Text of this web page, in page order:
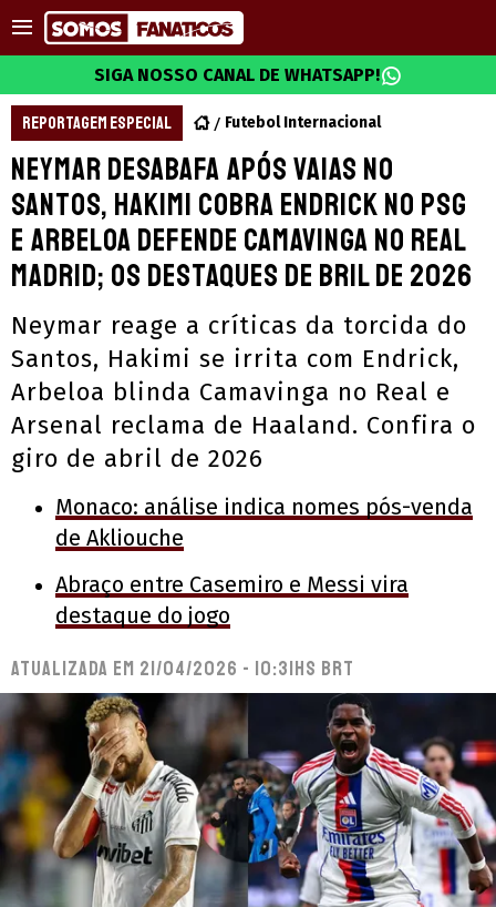
SIGA NOSSO CANAL DE WHATSAPP!
REPORTAGEM ESPECIAL Futebol Internacional
Neymar desabafa após vaias no
Santos, Hakimi cobra Endrick no PSG
e Arbeloa defende Camavinga no Real
Madrid; os destaques de bril de 2026
Neymar reage a críticas da torcida do
Santos, Hakimi se irrita com Endrick,
Arbeloa blinda Camavinga no Real e
Arsenal reclama de Haaland. Confira o
giro de abril de 2026
Monaco: análise indica nomes pós-venda
de Akliouche
Abraço entre Casemiro e Messi vira
destaque do jogo
Atualizada em 21/04/2026 - 10:31hs BRT